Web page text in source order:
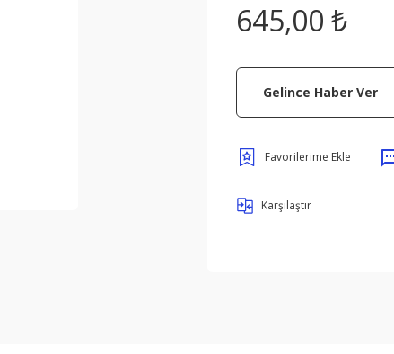
645,00 ₺
Gelince Haber Ver
Karşılaştır